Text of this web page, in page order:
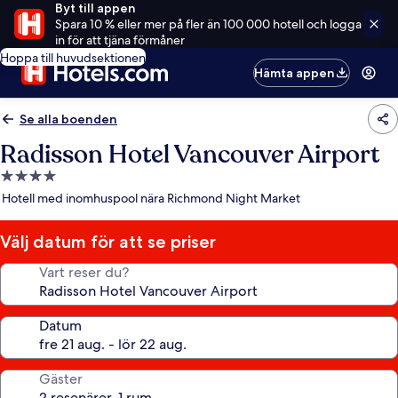
Byt till appen
Spara 10 % eller mer på fler än 100 000 hotell och logga
in för att tjäna förmåner
Hoppa till huvudsektionen
Hämta appen
Se alla boenden
Radisson Hotel Vancouver Airport
4.0-
stjärnigt
Hotell med inomhuspool nära Richmond Night Market
Välj datum för att se priser
Vart reser du?
Datum
Gäster